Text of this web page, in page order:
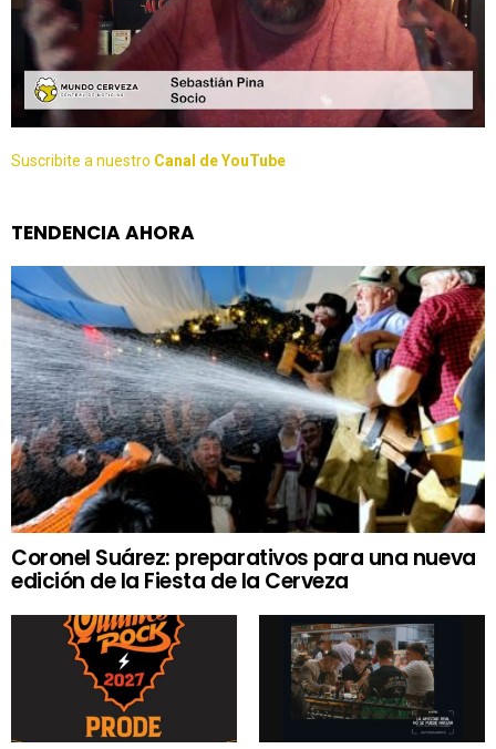
Suscribite a nuestro Canal de YouTube
TENDENCIA AHORA
Coronel Suárez: preparativos para una nueva
edición de la Fiesta de la Cerveza